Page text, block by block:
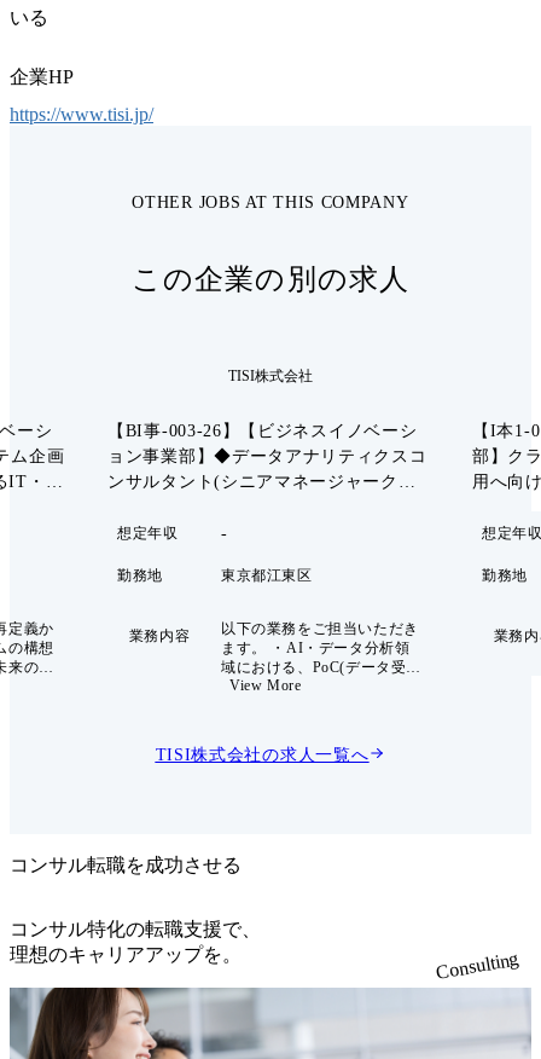
いる
企業HP
https://www.tisi.jp/
OTHER JOBS AT THIS COMPANY
この企業の別の求人
ーシ
ム企画
IT・業
定義か
の構想
来のス
エンジ
実装」
創出す
とし
TISの
サー
AI戦略
TISI株式会社
【BI事-003-26】【ビジネスイノベーシ
ョン事業部】◆データアナリティクスコ
ンサルタント(シニアマネージャークラ
想定年収 -
勤務地 東京都江東区
業務内容
以下の業務をご担当いただき
ます。 ・AI・データ分析領
域における、PoC(データ受
領、分析、顧客および顧客経
プロジェクトマネージャー ・
データ利活用に関するコンサ
が、提案オーナーはお任せし
てスキームによる事業企画及
び事業の推進 【プロジェクト
例】 ・生成AIを活用したナ
アプリのレコメンドアルゴリ
み具合の計測、製造装置異常
検知、金融業界顧客の優良顧
View More
【I本1-
部】ク
用へ向
想定年
勤務地
業務
TISI株式会社の求人一覧へ
コンサル転職を成功させる
コンサル特化の転職支援で、
理想のキャリアアップを。
Consulting